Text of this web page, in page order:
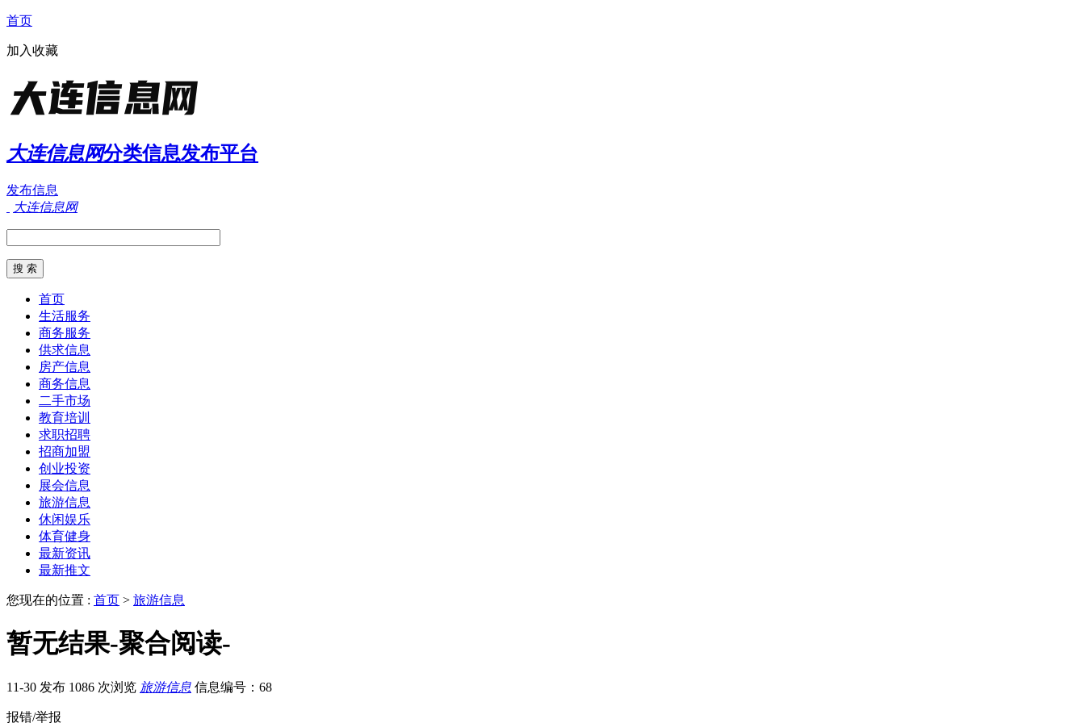
首页
加入收藏
大连信息网分类信息发布平台
发布信息
大连信息网
首页
生活服务
商务服务
供求信息
房产信息
商务信息
二手市场
教育培训
求职招聘
招商加盟
创业投资
展会信息
旅游信息
休闲娱乐
体育健身
最新资讯
最新推文
您现在的位置 : 首页 > 旅游信息
暂无结果-聚合阅读-
11-30 发布 1086 次浏览 旅游信息 信息编号：68
报错/举报